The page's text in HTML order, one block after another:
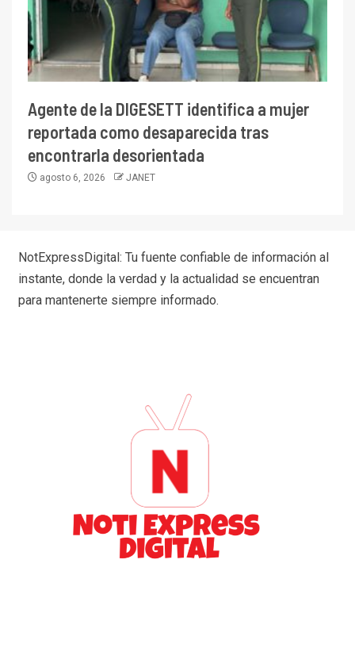
Agente de la DIGESETT identifica a mujer
reportada como desaparecida tras
encontrarla desorientada
agosto 6, 2026 JANET
NotExpressDigital: Tu fuente confiable de información al
instante, donde la verdad y la actualidad se encuentran
para mantenerte siempre informado.